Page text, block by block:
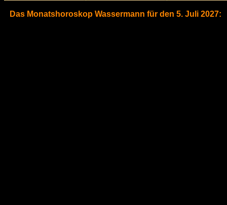
Das Monatshoroskop Wassermann für den 5. Juli 2027: